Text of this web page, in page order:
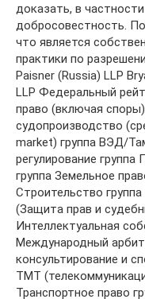
доказать, в
добросовестность.
что является
практики по
Paisner (Russia) LLP
LLP Федеральный
право (включая
судопроизводство
market) группа ВЭД/
регулирование
группа Земельное
Строительство
(Защита прав и
Интеллектуальная
Международный
консультирование и
ТМТ
Транспортное право